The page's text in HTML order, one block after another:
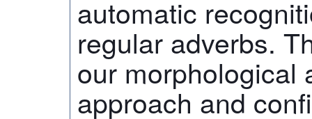
automatic
regular adverbs.
our morphological
approach and